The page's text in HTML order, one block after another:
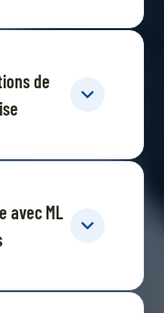
de
avec ML